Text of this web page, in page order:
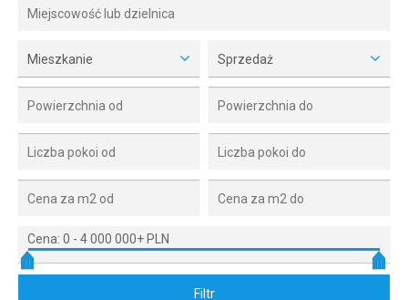
Mieszkanie Sprzedaż
Cena: 0 - 4 000 000+ PLN